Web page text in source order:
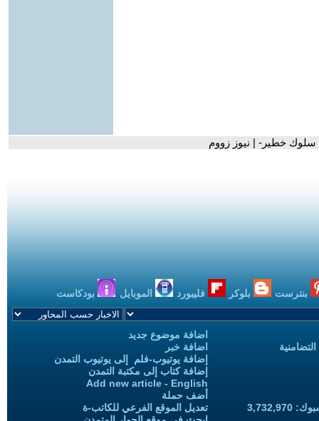
خطير- | نيوز زووم
بنترست بلوكر فليبورد الموبايل بودكاست
اضافة موضوع جديد
اضافة خبر
إضافة يوتيوب-فلم إلى يوتيوب التمدن
إضافة كتاب إلى مكتبة التمدن
Add new article - English
أضف حملة
تعديل الموقع الفرعي للكاتب-ة